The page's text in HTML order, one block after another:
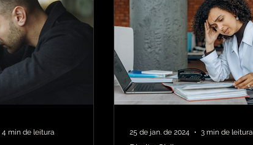
Direito Penal Direito Constitucional
Direito Condominial
4 min de leitura 25 de jan. de 2024 3 min de leitura